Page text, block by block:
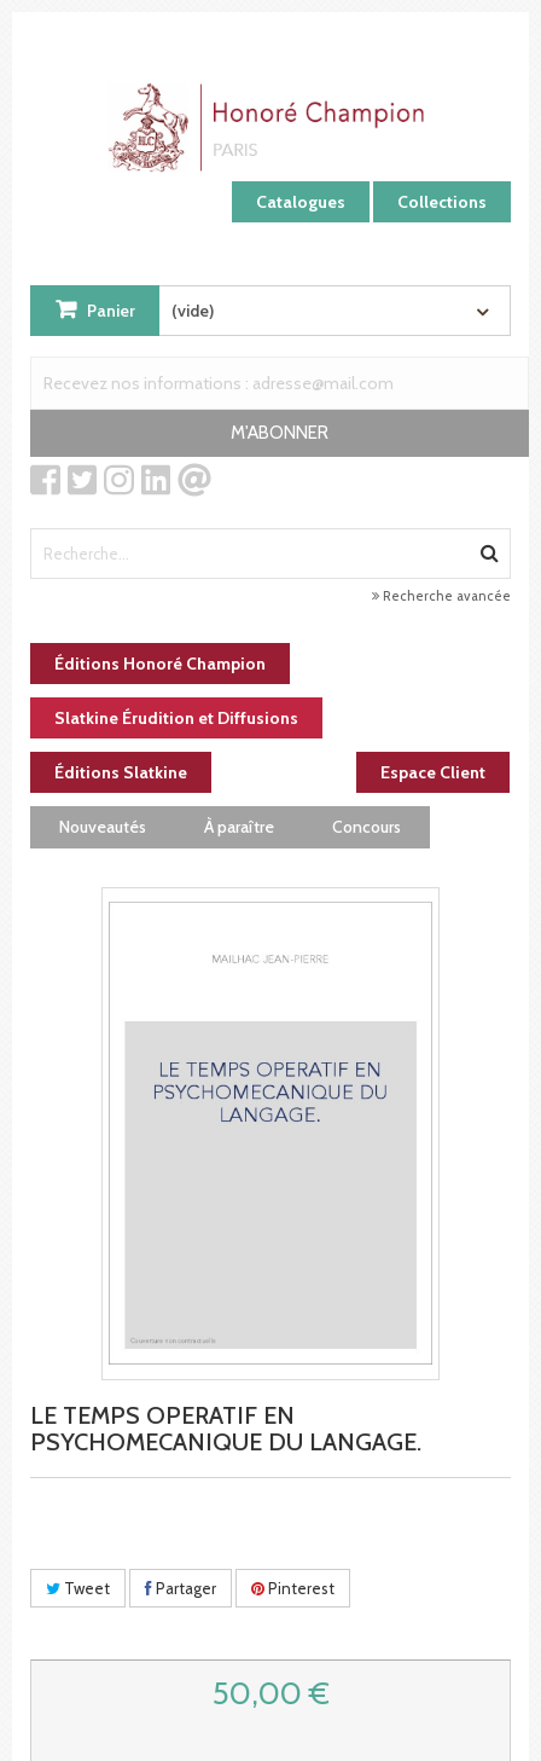
Catalogues Collections
Panier (vide)
M'ABONNER
Recherche avancée
Éditions Honoré Champion
Slatkine Érudition et Diffusions
Éditions Slatkine Espace Client
Nouveautés À paraître Concours
LE TEMPS OPERATIF EN
PSYCHOMECANIQUE DU LANGAGE.
Tweet Partager Pinterest
50,00 €